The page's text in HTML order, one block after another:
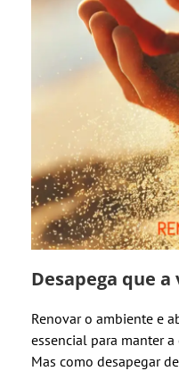
Desapega que
Renovar o ambiente e
essencial para manter
Mas como desapegar